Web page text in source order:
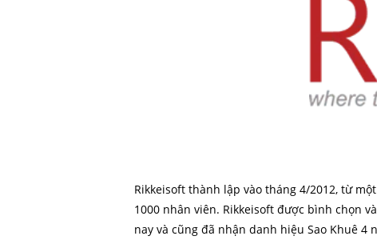
Rikkeisoft thành lập vào tháng 4/2012, từ
1000 nhân viên. Rikkeisoft được bình chọn
nay và cũng đã nhận danh hiệu Sao Khuê 4